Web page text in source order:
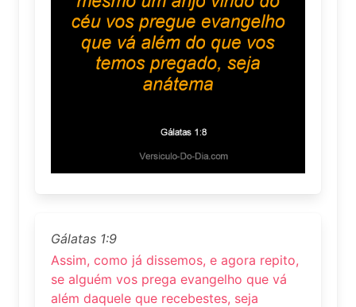
Gálatas 1:9
Assim, como já dissemos, e agora repito,
se alguém vos prega evangelho que vá
além daquele que recebestes, seja